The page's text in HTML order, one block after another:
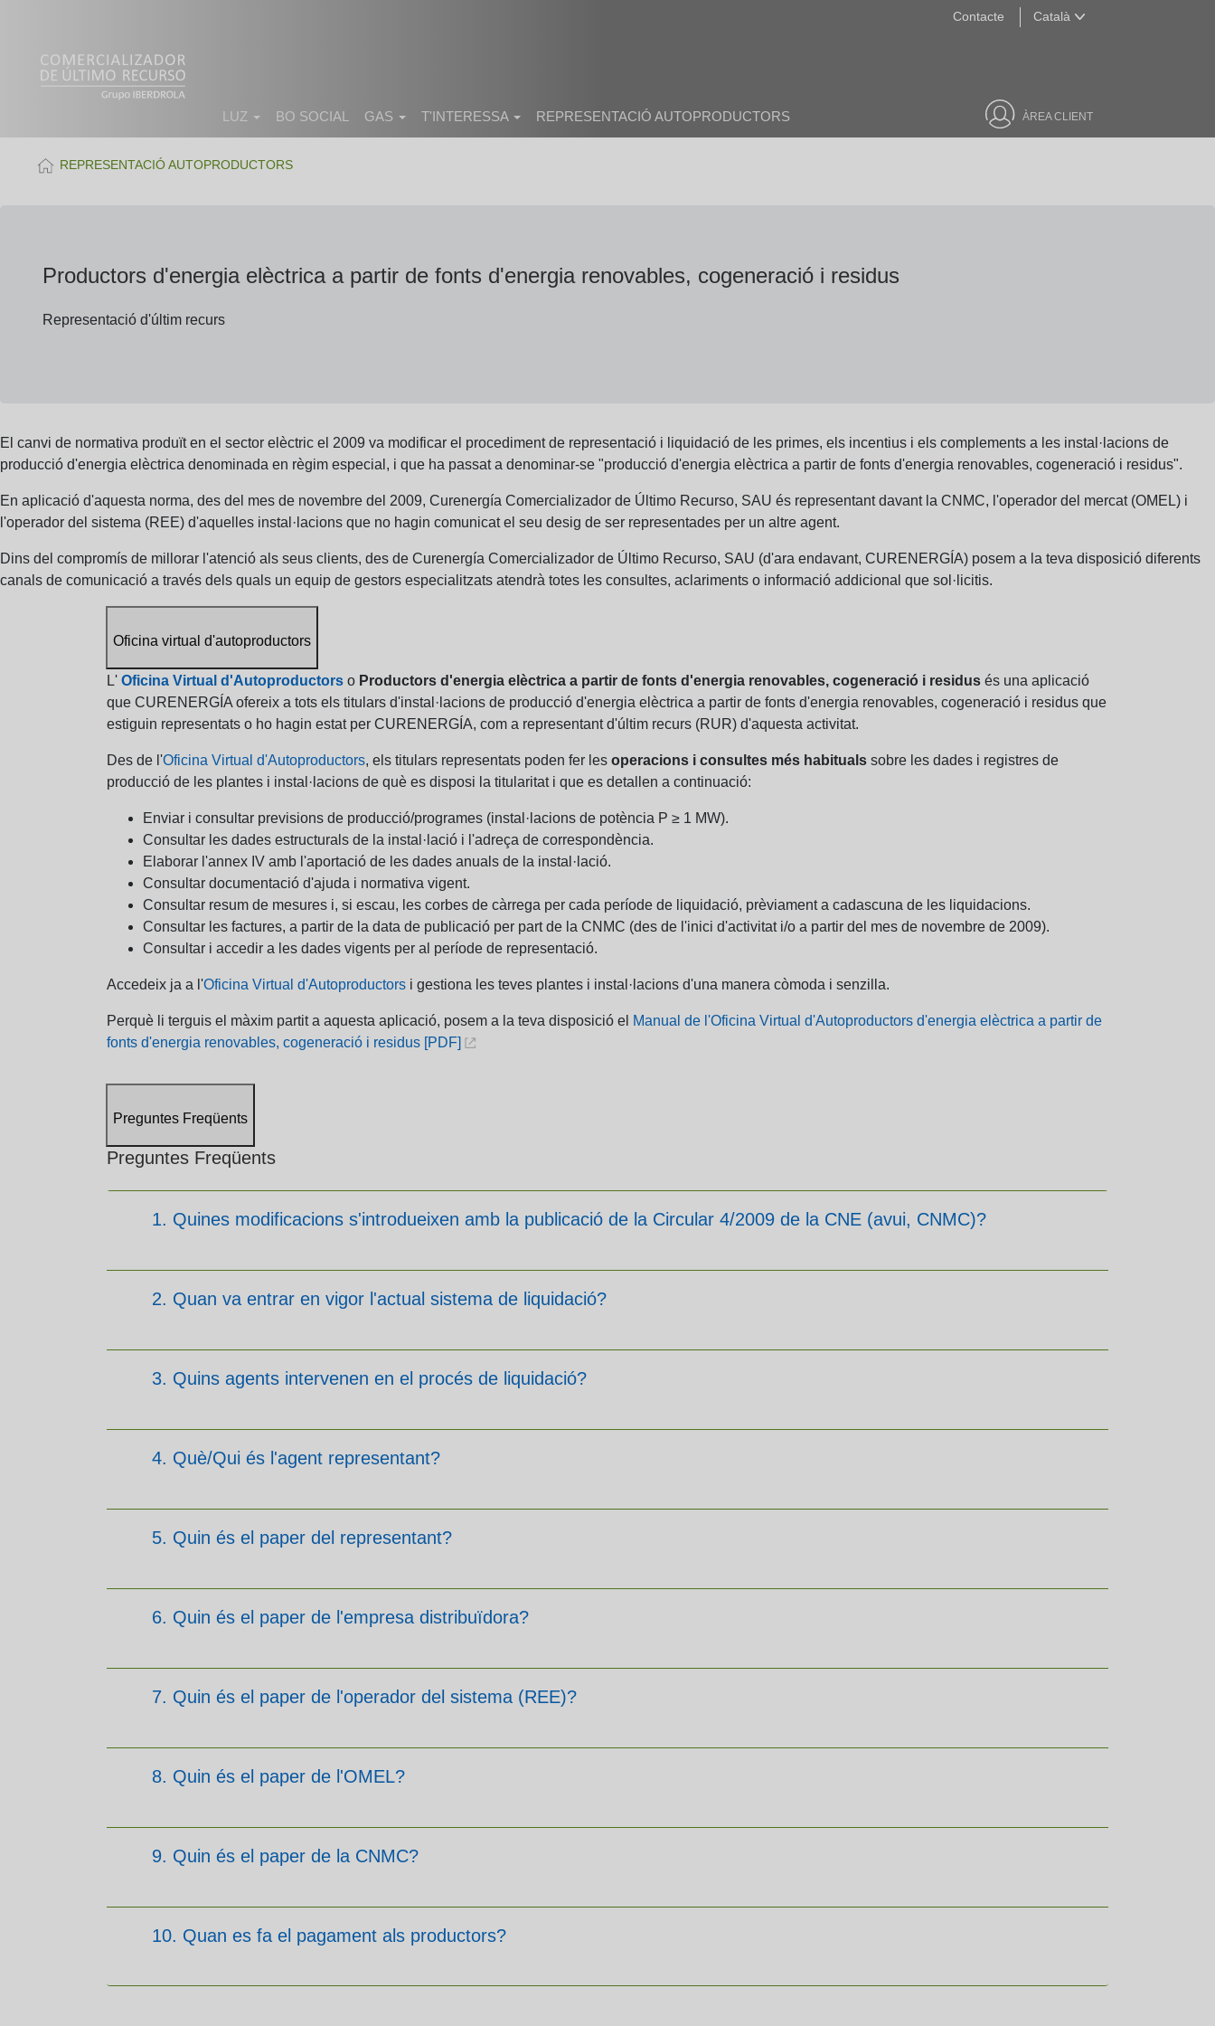
Contacte
Català
Català
ÀREA CLIENT
LUZ BO SOCIAL GAS T'INTERESSA REPRESENTACIÓ AUTOPRODUCTORS
REPRESENTACIÓ AUTOPRODUCTORS
Productors d'energia elèctrica a partir de fonts d'energia renovables, cogeneració i residus
Representació d'últim recurs
El canvi de normativa produït en el sector elèctric el 2009 va modificar el procediment de representació i liquidació de les primes, els incentius i els complements a les instal·lacions de
producció d'energia elèctrica denominada en règim especial, i que ha passat a denominar-se "producció d'energia elèctrica a partir de fonts d'energia renovables, cogeneració i residus".
En aplicació d'aquesta norma, des del mes de novembre del 2009, Curenergía Comercializador de Último Recurso, SAU és representant davant la CNMC, l'operador del mercat (OMEL) i
l'operador del sistema (REE) d'aquelles instal·lacions que no hagin comunicat el seu desig de ser representades per un altre agent.
Dins del compromís de millorar l'atenció als seus clients, des de Curenergía Comercializador de Último Recurso, SAU (d'ara endavant, CURENERGÍA) posem a la teva disposició diferents
canals de comunicació a través dels quals un equip de gestors especialitzats atendrà totes les consultes, aclariments o informació addicional que sol·licitis.
Oficina virtual d'autoproductors
L' Oficina Virtual d'Autoproductors o Productors d'energia elèctrica a partir de fonts d'energia renovables, cogeneració i residus és una aplicació
que CURENERGÍA ofereix a tots els titulars d'instal·lacions de producció d'energia elèctrica a partir de fonts d'energia renovables, cogeneració i residus que
estiguin representats o ho hagin estat per CURENERGÍA, com a representant d'últim recurs (RUR) d'aquesta activitat.
Des de l'Oficina Virtual d'Autoproductors, els titulars representats poden fer les operacions i consultes més habituals sobre les dades i registres de
producció de les plantes i instal·lacions de què es disposi la titularitat i que es detallen a continuació:
Enviar i consultar previsions de producció/programes (instal·lacions de potència P ≥ 1 MW).
Consultar les dades estructurals de la instal·lació i l'adreça de correspondència.
Elaborar l'annex IV amb l'aportació de les dades anuals de la instal·lació.
Consultar documentació d'ajuda i normativa vigent.
Consultar resum de mesures i, si escau, les corbes de càrrega per cada període de liquidació, prèviament a cadascuna de les liquidacions.
Consultar les factures, a partir de la data de publicació per part de la CNMC (des de l'inici d'activitat i/o a partir del mes de novembre de 2009).
Consultar i accedir a les dades vigents per al període de representació.
Accedeix ja a l'Oficina Virtual d'Autoproductors i gestiona les teves plantes i instal·lacions d'una manera còmoda i senzilla.
Perquè li terguis el màxim partit a aquesta aplicació, posem a la teva disposició el Manual de l'Oficina Virtual d'Autoproductors d'energia elèctrica a partir de
fonts d'energia renovables, cogeneració i residus [PDF]
Preguntes Freqüents
Preguntes Freqüents
1. Quines modificacions s'introdueixen amb la publicació de la Circular 4/2009 de la CNE (avui, CNMC)?
2. Quan va entrar en vigor l'actual sistema de liquidació?
3. Quins agents intervenen en el procés de liquidació?
4. Què/Qui és l'agent representant?
5. Quin és el paper del representant?
6. Quin és el paper de l'empresa distribuïdora?
7. Quin és el paper de l'operador del sistema (REE)?
8. Quin és el paper de l'OMEL?
9. Quin és el paper de la CNMC?
10. Quan es fa el pagament als productors?